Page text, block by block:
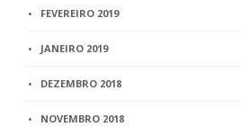
FEVEREIRO 2019
JANEIRO 2019
DEZEMBRO 2018
NOVEMBRO 2018